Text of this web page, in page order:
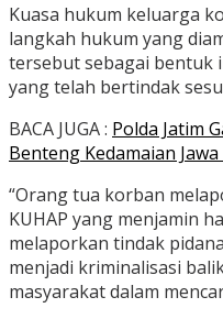
Kuasa hukum keluarga
langkah hukum yang
tersebut sebagai bentuk
yang telah bertindak
BACA JUGA : Polda Jatim
Benteng Kedamaian
“Orang tua korban
KUHAP yang menjamin
melaporkan tindak
menjadi kriminalisasi
masyarakat dalam